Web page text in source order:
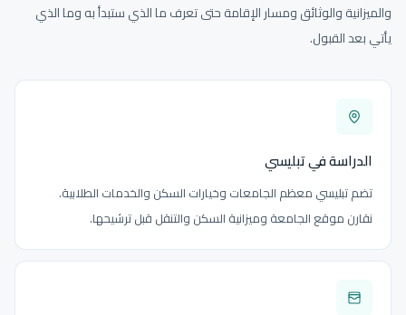
والميزانية والوثائق ومسار الإقامة حتى تعرف ما الذي ستبدأ به وما الذي
يأتي بعد القبول.
الدراسة في تبليسي
تضم تبليسي معظم الجامعات وخيارات السكن والخدمات الطلابية.
نقارن موقع الجامعة وميزانية السكن والتنقل قبل ترشيحها.